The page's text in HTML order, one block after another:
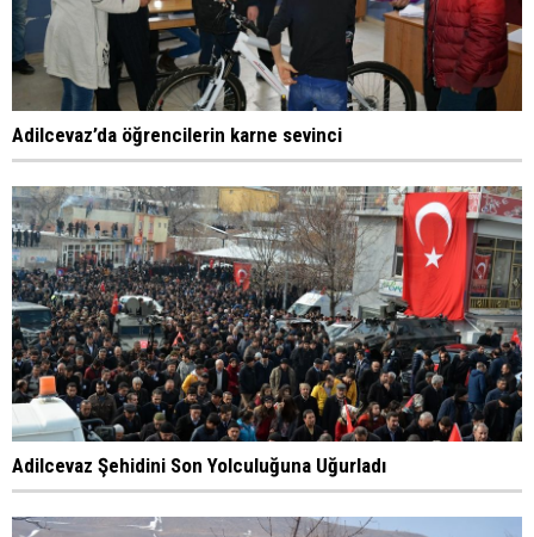
Adilcevaz’da öğrencilerin karne sevinci
Adilcevaz Şehidini Son Yolculuğuna Uğurladı